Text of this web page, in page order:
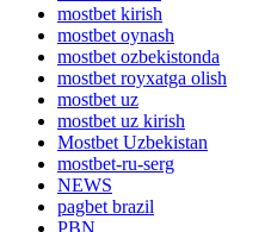
mostbet kirish
mostbet oynash
mostbet ozbekistonda
mostbet royxatga olish
mostbet uz
mostbet uz kirish
Mostbet Uzbekistan
mostbet-ru-serg
NEWS
pagbet brazil